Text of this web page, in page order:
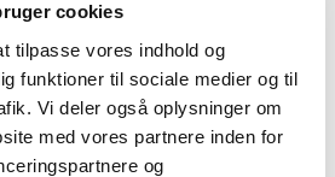
cookies
tilpasse vores indhold og
funktioner til sociale medier og til
Vi deler også oplysninger om
med vores partnere inden for
og
vinduer? Så book vores
hjem til dig. Konsulenten
og tager mål af dine
garanti for korrekt opmåling.Book
her.